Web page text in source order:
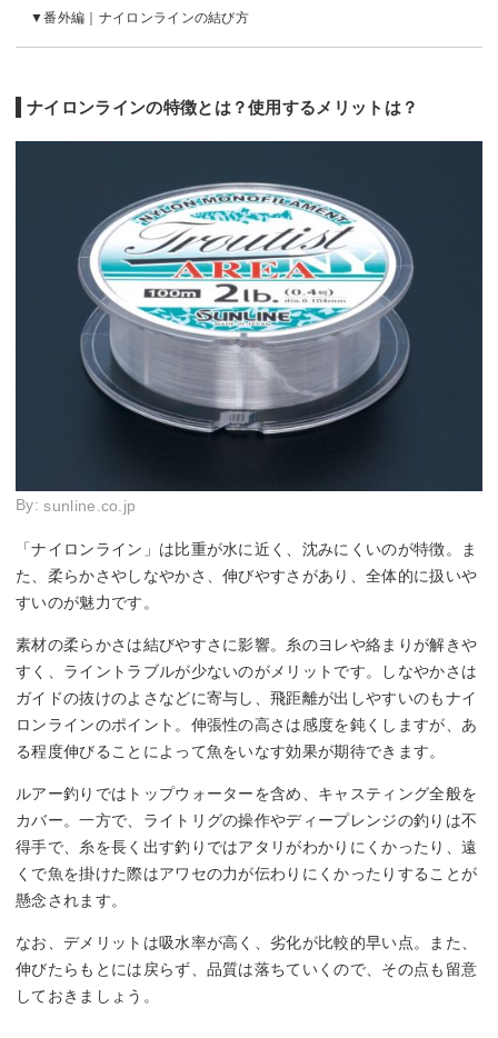
番外編｜ナイロンラインの結び方
ナイロンラインの特徴とは？使用するメリットは？
By:sunline.co.jp
「ナイロンライン」は比重が水に近く、沈みにくいのが特徴。ま
た、柔らかさやしなやかさ、伸びやすさがあり、全体的に扱いや
すいのが魅力です。
素材の柔らかさは結びやすさに影響。糸のヨレや絡まりが解きや
すく、ライントラブルが少ないのがメリットです。しなやかさは
ガイドの抜けのよさなどに寄与し、飛距離が出しやすいのもナイ
ロンラインのポイント。伸張性の高さは感度を鈍くしますが、あ
る程度伸びることによって魚をいなす効果が期待できます。
ルアー釣りではトップウォーターを含め、キャスティング全般を
カバー。一方で、ライトリグの操作やディープレンジの釣りは不
得手で、糸を長く出す釣りではアタリがわかりにくかったり、遠
くで魚を掛けた際はアワセの力が伝わりにくかったりすることが
懸念されます。
なお、デメリットは吸水率が高く、劣化が比較的早い点。また、
伸びたらもとには戻らず、品質は落ちていくので、その点も留意
しておきましょう。